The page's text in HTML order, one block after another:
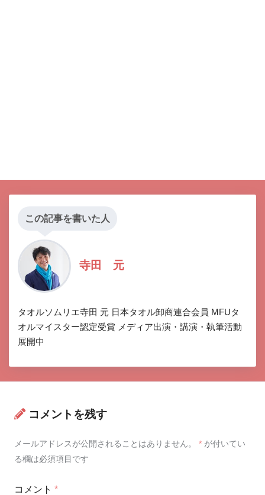
この記事を書いた人
寺田 元
タオルソムリエ寺田 元 日本タオル卸商連合会員 MFUタ
オルマイスター認定受賞 メディア出演・講演・執筆活動
展開中
コメントを残す
メールアドレスが公開されることはありません。 * が付いてい
る欄は必須項目です
コメント *